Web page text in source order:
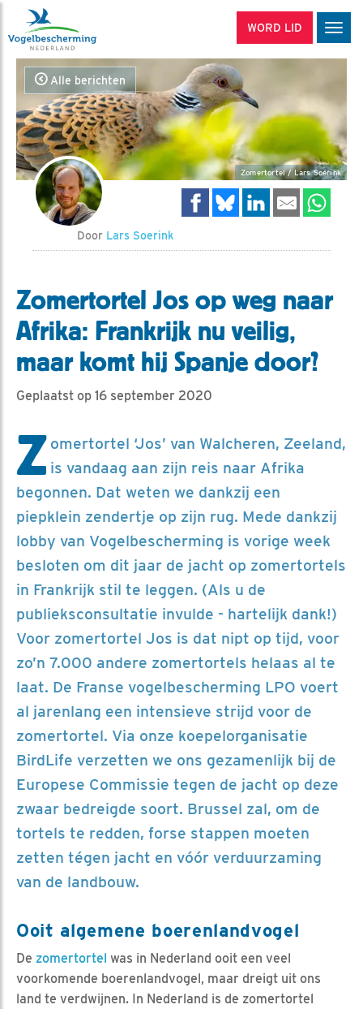
WORD LID
Alle berichten
Zomertortel / Lars Soerink
Door Lars Soerink
Zomertortel Jos op weg naar
Afrika: Frankrijk nu veilig,
maar komt hij Spanje door?
Geplaatst op 16 september 2020
Z omertortel ‘Jos’ van Walcheren, Zeeland,
is vandaag aan zijn reis naar Afrika
begonnen. Dat weten we dankzij een
piepklein zendertje op zijn rug. Mede dankzij
lobby van Vogelbescherming is vorige week
besloten om dit jaar de jacht op zomertortels
in Frankrijk stil te leggen. (Als u de
publieksconsultatie invulde - hartelijk dank!)
Voor zomertortel Jos is dat nipt op tijd, voor
zo’n 7.000 andere zomertortels helaas al te
laat. De Franse vogelbescherming LPO voert
al jarenlang een intensieve strijd voor de
zomertortel. Via onze koepelorganisatie
BirdLife verzetten we ons gezamenlijk bij de
Europese Commissie tegen de jacht op deze
zwaar bedreigde soort. Brussel zal, om de
tortels te redden, forse stappen moeten
zetten tégen jacht en vóór verduurzaming
van de landbouw.
Ooit algemene boerenlandvogel
De zomertortel was in Nederland ooit een veel
voorkomende boerenlandvogel, maar dreigt uit ons
land te verdwijnen. In Nederland is de zomertortel